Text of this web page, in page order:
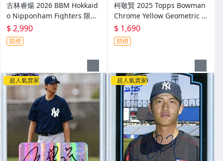
古林睿煬 2026 BBM Hokkaid
o Nipponham Fighters 限量
30張新人實戰多色 Patch主場
球衣卡 RC～
$ 2,990
競標
柯敬賢 2025 Topps Bowman
Chrome Yellow Geometric R
efractor 限量75張黃亮新人卡
RC～
$ 1,690
競標
超人氣賣家 超人氣賣家